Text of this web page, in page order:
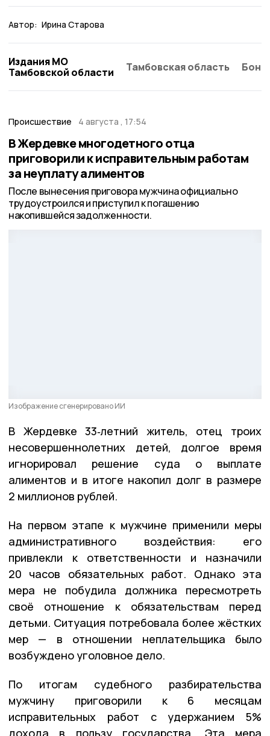
Автор: Ирина Старова
Издания МО
Тамбовской области
Тамбовская область
Происшествие 4 августа , 17:54
В Жердевке многодетного отца
приговорили к исправительным работам
за неуплату алиментов
После вынесения приговора мужчина официально
трудоустроился и приступил к погашению
накопившейся задолженности.
Изображение сгенерировано ИИ
В Жердевке 33‑летний житель, отец троих
несовершеннолетних детей, долгое время
игнорировал решение суда о выплате
алиментов и в итоге накопил долг в размере
2 миллионов рублей.
На первом этапе к мужчине применили меры
административного воздействия: его
привлекли к ответственности и назначили
20 часов обязательных работ. Однако эта
мера не побудила должника пересмотреть
своё отношение к обязательствам перед
детьми. Ситуация потребовала более жёстких
мер — в отношении неплательщика было
возбуждено уголовное дело.
По итогам судебного разбирательства
мужчину приговорили к 6 месяцам
исправительных работ с удержанием 5%
дохода в пользу государства. Эта мера